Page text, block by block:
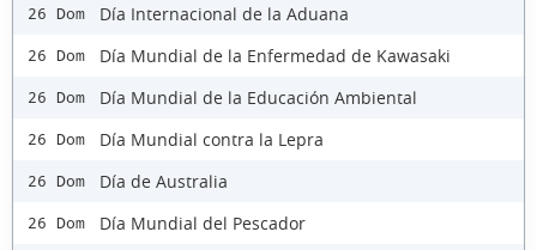
26 Dom Día Internacional de la Aduana
26 Dom Día Mundial de la Enfermedad de Kawasaki
26 Dom Día Mundial de la Educación Ambiental
26 Dom Día Mundial contra la Lepra
26 Dom Día de Australia
26 Dom Día Mundial del Pescador